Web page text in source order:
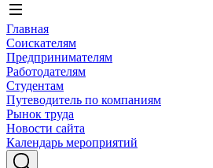
Главная
Соискателям
Предпринимателям
Работодателям
Студентам
Путеводитель по компаниям
Рынок труда
Новости сайта
Календарь мероприятий